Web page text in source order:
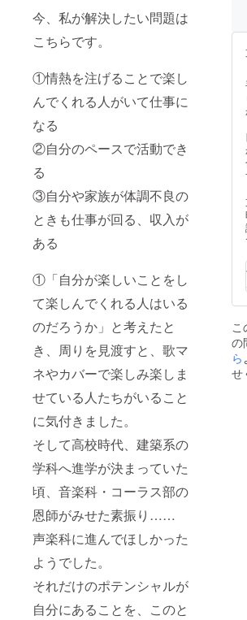
今、私が解決したい問題は
こちらです。
①情熱を注げることで楽し
んでくれる人がいて仕事に
なる
②自分のペースで活動でき
る
③自分や家族が体調不良の
ときも仕事が回る、収入が
ある
①「自分が楽しいことをし
て楽しんでくれる人はいる
のだろうか」と考えたと
き、周りを見渡すと、歌マ
ネやカバーで楽しみ楽しま
せている人たちがいること
に気付きました。
そして高校時代、建築系の
学科へ進学が決まっていた
頃、音楽科・コーラス部の
恩師がみせた素振り……
声楽科に進んでほしかった
ようでした。
それだけのポテンシャルが
自分にあることを、このと
こ
の
ら
せ